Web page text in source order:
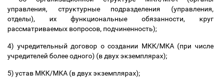
управления, структурные подразделения (управления,
отделы), их функциональные обязанности, круг
рассматриваемых вопросов, подчиненность);
4) учредительный договор о создании МКК/МКА (при числе
учредителей более одного) (в двух экземплярах);
5) устав МКК/МКА (в двух экземплярах);